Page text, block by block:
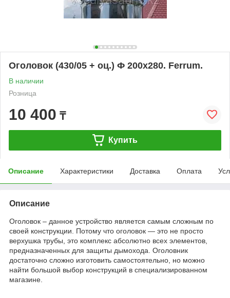
Оголовок (430/05 + оц.) Ф 200х280. Ferrum.
В наличии
Розница
10 400 ₸
Купить
Описание Характеристики Доставка Оплата
Описание
Оголовок – данное устройство является самым сложным по
своей конструкции. Потому что оголовок — это не просто
верхушка трубы, это комплекс абсолютно всех элементов,
предназначенных для защиты дымохода. Оголовник
достаточно сложно изготовить самостоятельно, но можно
найти большой выбор конструкций в специализированном
магазине.